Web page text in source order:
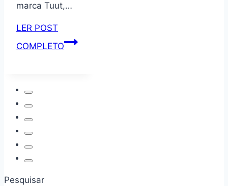
marca Tuut,…
LER POST
COMPLETOTuut
Pesquisar